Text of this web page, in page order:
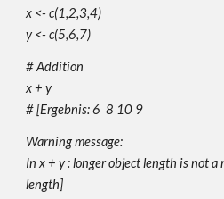
x <- c(1,2,3,4)
y <- c(5,6,7)
# Addition
x + y
#[Ergebnis: 6 8 10 9
Warning message:
In x + y : longer object length is not
length]